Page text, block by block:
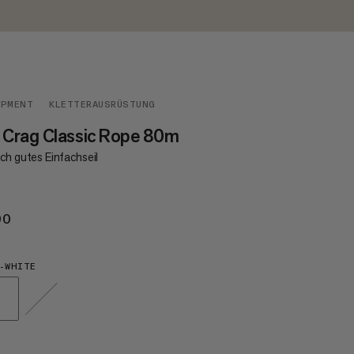
KLETTERAUSRÜSTUNG
Classic Rope 80m
gutes Einfachseil
WHITE